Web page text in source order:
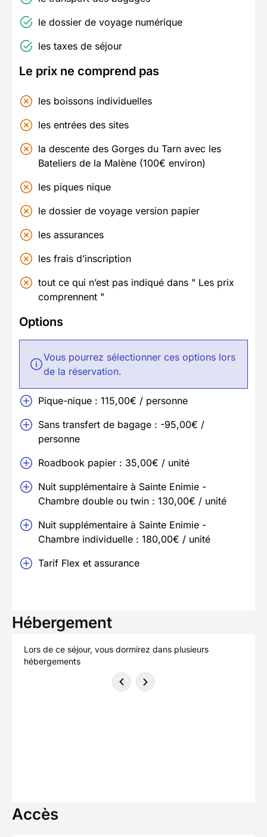
le dossier de voyage numérique
les taxes de séjour
Le prix ne comprend pas
les boissons individuelles
les entrées des sites
la descente des Gorges du Tarn avec les
Bateliers de la Malène (100€ environ)
les piques nique
le dossier de voyage version papier
les assurances
les frais d’inscription
tout ce qui n’est pas indiqué dans " Les prix
comprennent "
Options
Vous pourrez sélectionner ces options lors
de la réservation.
Pique-nique : 115,00€ / personne
Sans transfert de bagage : -95,00€ /
personne
Roadbook papier : 35,00€ / unité
Nuit supplémentaire à Sainte Enimie -
Chambre double ou twin : 130,00€ / unité
Nuit supplémentaire à Sainte Enimie -
Chambre individuelle : 180,00€ / unité
Tarif Flex et assurance
Hébergement
Lors de ce séjour, vous dormirez dans plusieurs
hébergements
Accès